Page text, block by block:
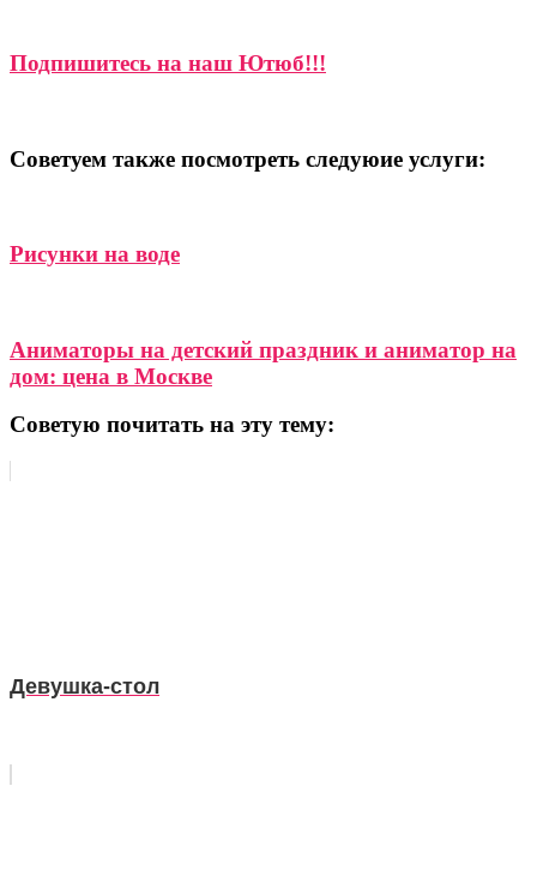
Подпишитесь на наш Ютюб!!!
Советуем также посмотреть следуюие услуги:
Рисунки на воде
Аниматоры на детский праздник и аниматор на
дом: цена в Москве
Советую почитать на эту тему:
Девушка-стол